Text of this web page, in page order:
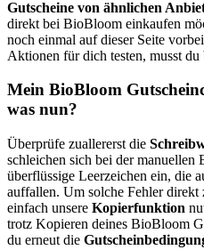
Gutscheine von ähnlichen
direkt bei BioBloom einkaufen
noch einmal auf dieser Seite
Aktionen für dich testen, musst
Mein BioBloom
was nun?
Überprüfe zuallererst die
schleichen sich bei der manuellen
überflüssige Leerzeichen ein, die
auffallen. Um solche Fehler direkt
einfach unsere Kopierfunktion
trotz Kopieren deines BioBloom
du erneut die